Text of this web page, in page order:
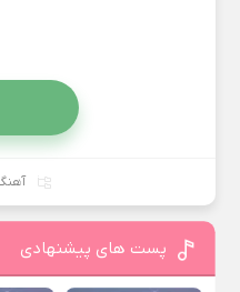
پست های پیشنهادی